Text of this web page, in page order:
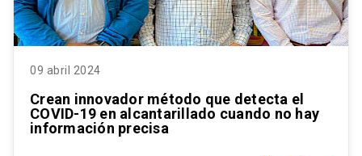
09 abril 2024
Crean innovador método que detecta el
COVID-19 en alcantarillado cuando no hay
información precisa